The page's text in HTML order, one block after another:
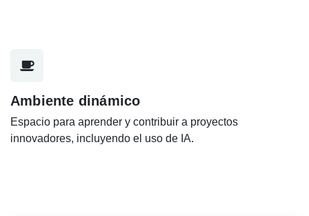
Ambiente dinámico
Espacio para aprender y contribuir a proyectos
innovadores, incluyendo el uso de IA.